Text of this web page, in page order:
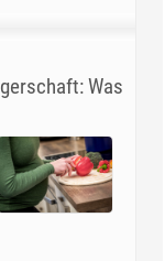
Was